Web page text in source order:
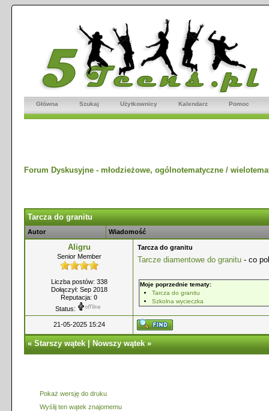
Główna Szukaj Użytkownicy Kalendarz Pomoc
Forum Dyskusyjne - młodzieżowe, ogólnotematyczne /
Tarcza do granitu
Autor Wiadomość
Aligru
Senior Member
Liczba postów: 338
Dołączył: Sep 2018
Reputacja: 0
Status:
Tarcza do granitu
Tarcze diamentowe do granitu - co
Moje poprzednie tematy:
Tarcza do granitu
Szkolna wycieczka
21-05-2025 15:24
«Starszy wątek|Nowszy wątek»
Pokaż wersję do druku
Wyślij ten wątek znajomemu